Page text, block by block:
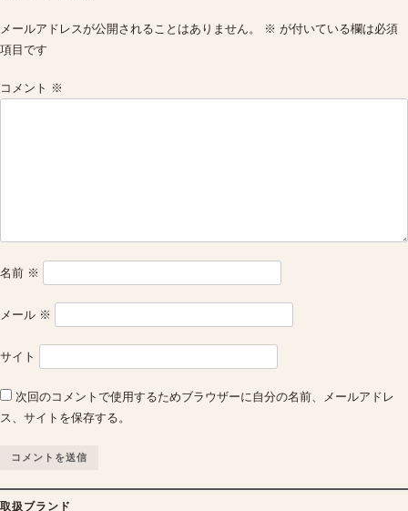
メールアドレスが公開されることはありません。 ※ が付いている欄は必須
項目です
コメント ※
名前 ※
メール ※
サイト
次回のコメントで使用するためブラウザーに自分の名前、メールアドレ
ス、サイトを保存する。
取扱ブランド